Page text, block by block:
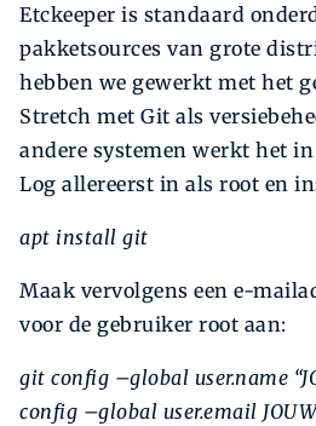
Etckeeper is standaard
pakketsources van grote
hebben we gewerkt met het
Stretch met Git als
andere systemen werkt het
Log allereerst in als root en
apt install git
Maak vervolgens een e-
voor de gebruiker root aan:
git config –global user.name
config –global user.email